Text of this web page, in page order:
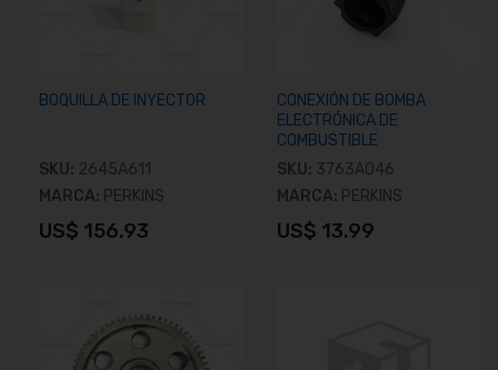
BOQUILLA DE INYECTOR
SKU: 2645A611
MARCA: PERKINS
US$ 156.93
CONEXIÓN DE BOMBA
ELECTRÓNICA DE
COMBUSTIBLE
SKU: 3763A046
MARCA: PERKINS
US$ 13.99